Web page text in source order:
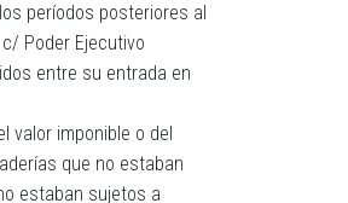
períodos posteriores al
Poder Ejecutivo
entre su entrada en
valor imponible o del
que no estaban
estaban sujetos a